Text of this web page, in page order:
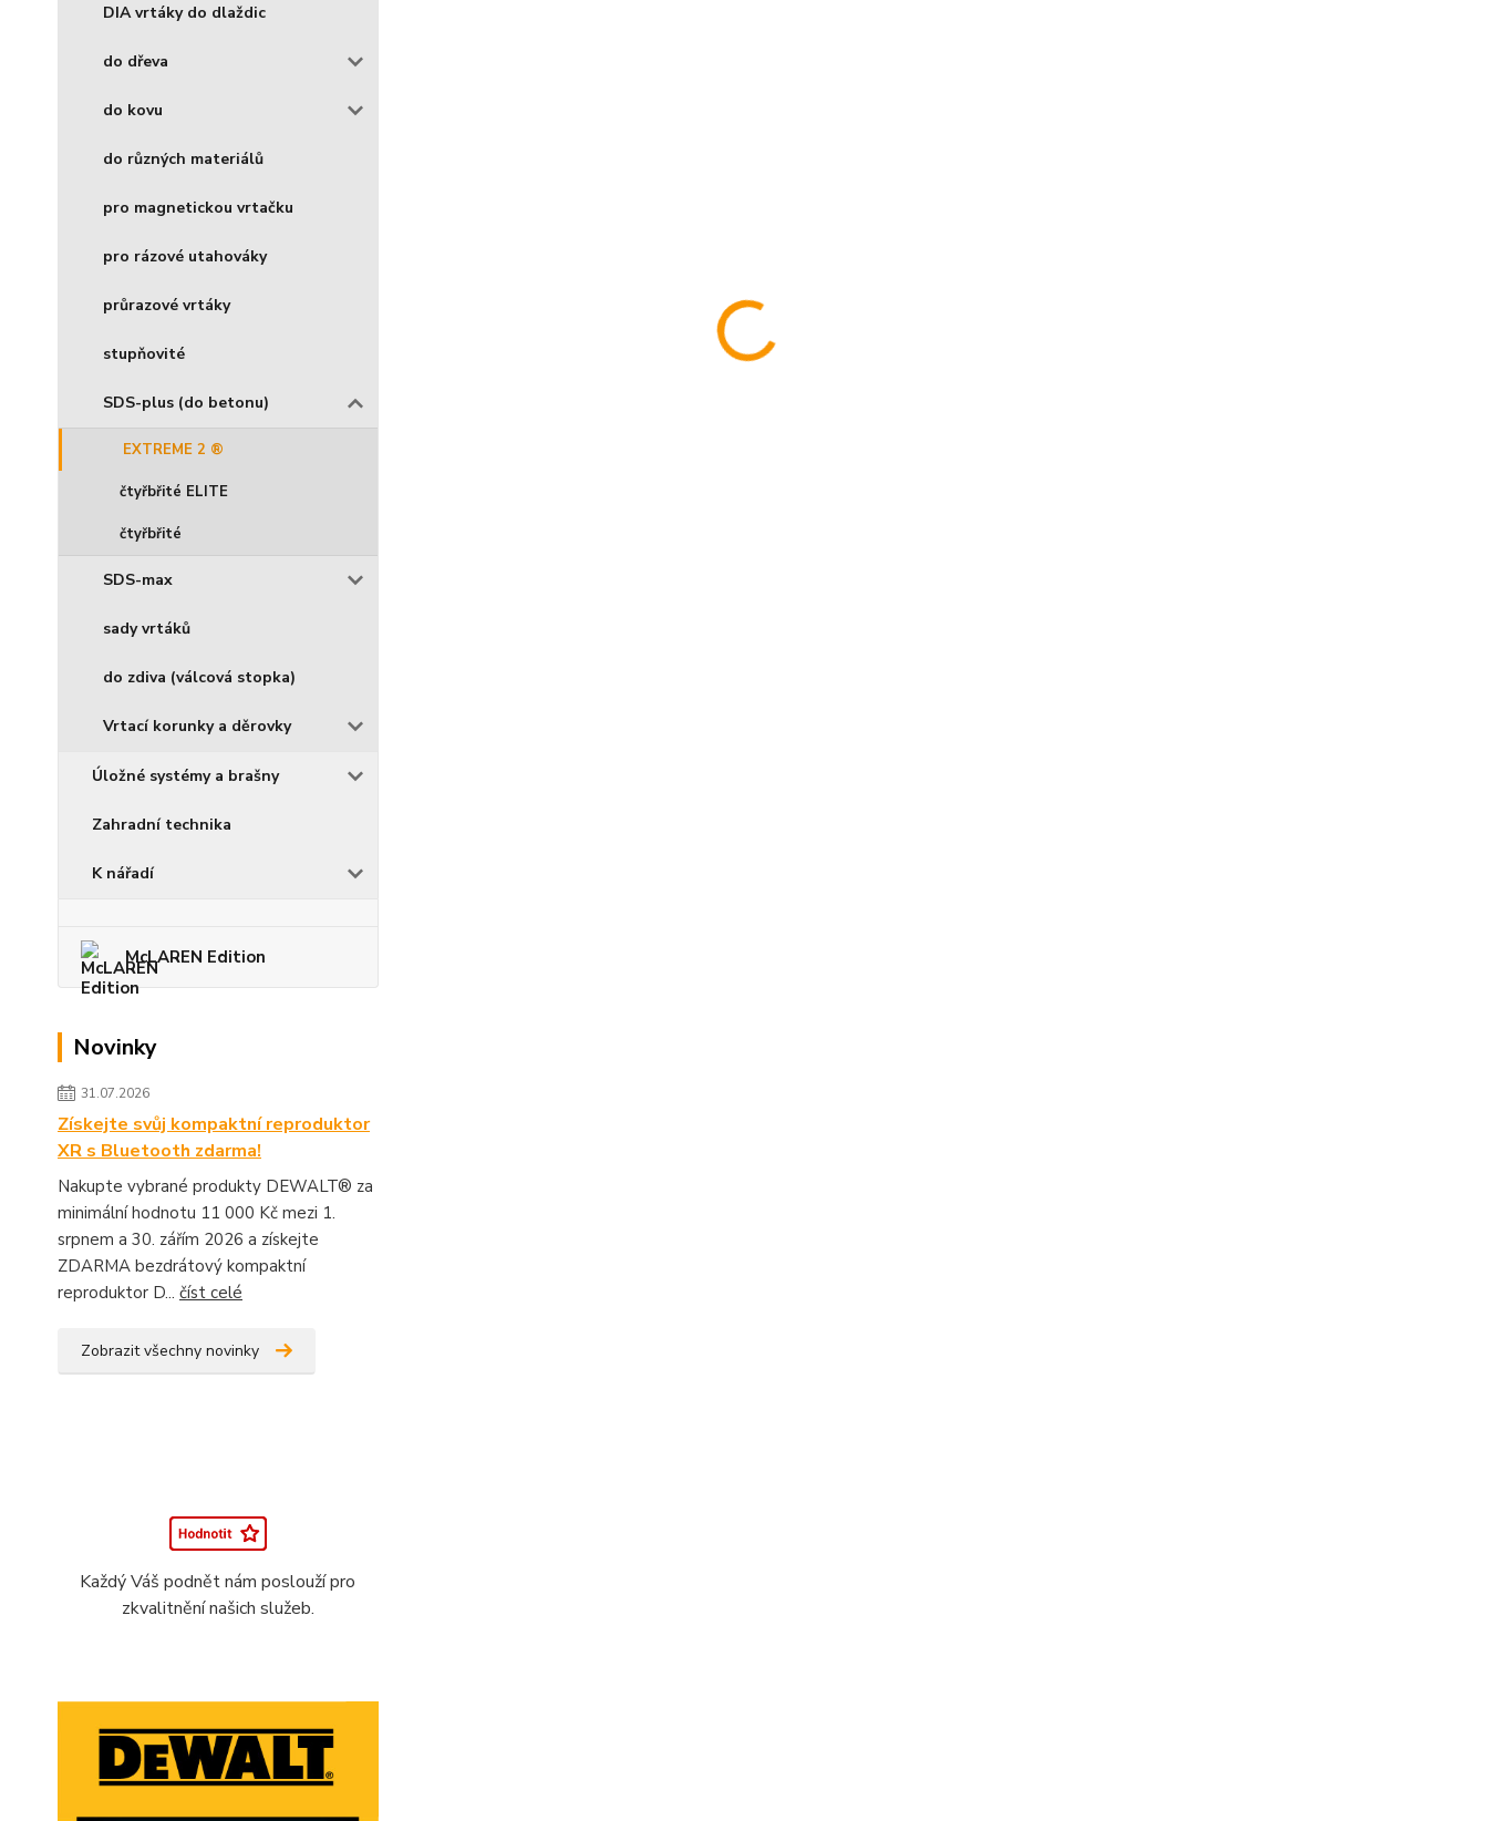
DIA vrtáky do dlaždic
do dřeva
do kovu
do různých materiálů
pro magnetickou vrtačku
pro rázové utahováky
průrazové vrtáky
stupňovité
SDS-plus (do betonu)
EXTREME 2 ®
čtyřbřité ELITE
čtyřbřité
SDS-max
sady vrtáků
do zdiva (válcová stopka)
Vrtací korunky a děrovky
Úložné systémy a brašny
Zahradní technika
K nářadí
McLAREN Edition
Novinky
31.07.2026
Získejte svůj kompaktní reproduktor
XR s Bluetooth zdarma!
Nakupte vybrané produkty DEWALT® za
minimální hodnotu 11 000 Kč mezi 1.
srpnem a 30. zářím 2026 a získejte
ZDARMA bezdrátový kompaktní
reproduktor D... číst celé
Zobrazit všechny novinky
Každý Váš podnět nám poslouží pro
zkvalitnění našich služeb.